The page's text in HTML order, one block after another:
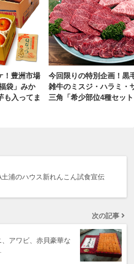
！豊洲市場
袋」みか
も入ってま
今回限りの特別企画！黒
雑牛のミスジ・ハラミ・
三角「希少部位4種セッ
浦のハウス新れんこん試食宣伝
次の記事
アワビ、赤貝豪華な